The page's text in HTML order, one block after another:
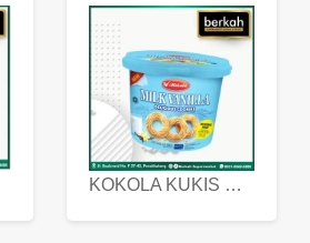
KOKOLA KUKIS HYGIENIC MILK VANILLA PACK 320 GR